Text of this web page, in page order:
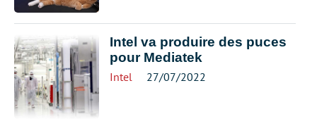
Intel va produire des puces
pour Mediatek
Intel 27/07/2022